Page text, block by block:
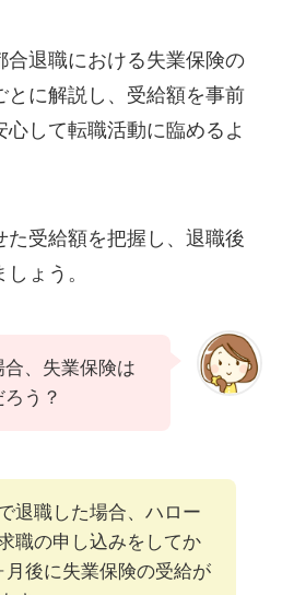
合退職における失業保険の
とに解説し、受給額を事前
して転職活動に臨めるよ
た受給額を把握し、退職後
ょう。
、失業保険は
う？
退職した場合、ハロー
職の申し込みをしてか
月後に失業保険の受給が